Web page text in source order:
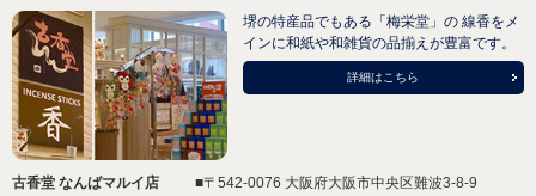
堺の特産品でもある「梅栄堂」の 線香をメ
インに和紙や和雑貨の品揃えが豊富です。
詳細はこちら
古香堂 なんばマルイ店 ■〒542-0076 大阪府大阪市中央区難波3-8-9